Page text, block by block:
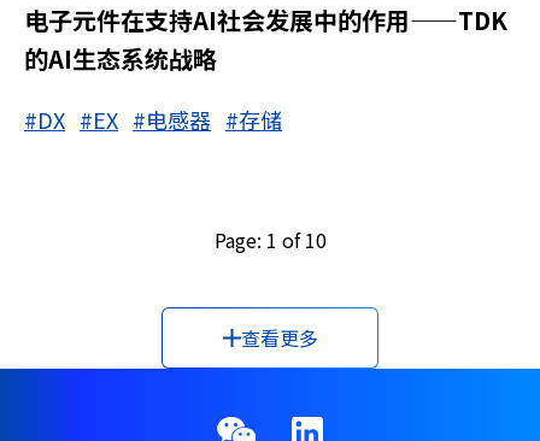
电子元件在支持AI社会发展中的作用——TDK
的AI生态系统战略
#DX #EX #电感器 #存储
Page: 1 of 10
查看更多